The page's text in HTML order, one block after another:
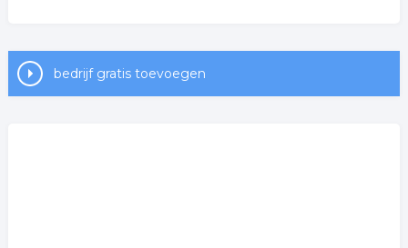
bedrijf gratis toevoegen